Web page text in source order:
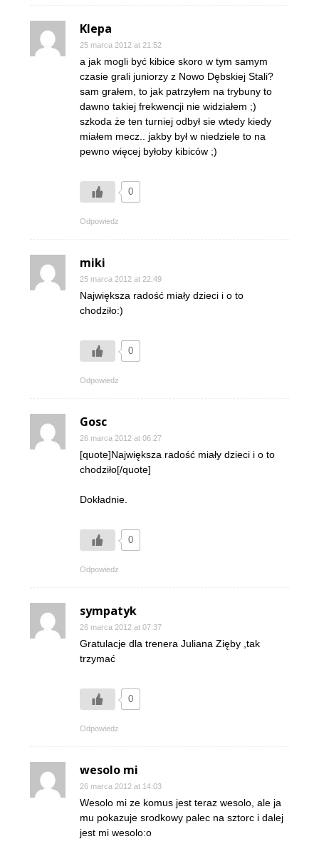
Klepa
25 marca 2012 at 21:52
a jak mogli być kibice skoro w tym samym
czasie grali juniorzy z Nowo Dębskiej Stali?
sam grałem, to jak patrzyłem na trybuny to
dawno takiej frekwencji nie widziałem ;)
szkoda że ten turniej odbył sie wtedy kiedy
miałem mecz.. jakby był w niedziele to na
pewno więcej byłoby kibiców ;)
0
Odpowiedz
miki
25 marca 2012 at 22:49
Największa radość miały dzieci i o to
chodziło:)
0
Odpowiedz
Gosc
26 marca 2012 at 06:27
[quote]Największa radość miały dzieci i o to
chodziło[/quote]
Dokładnie.
0
Odpowiedz
sympatyk
26 marca 2012 at 07:37
Gratulacje dla trenera Juliana Zięby ,tak
trzymać
0
Odpowiedz
wesolo mi
26 marca 2012 at 14:03
Wesolo mi ze komus jest teraz wesolo, ale ja
mu pokazuje srodkowy palec na sztorc i dalej
jest mi wesolo:o